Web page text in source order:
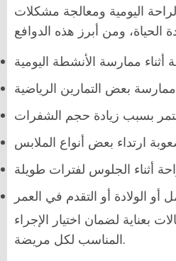
اليومية ومعالجة مشكلات
بعناية لضمان اختيار الإجراء
المناسب لكل مريضة.